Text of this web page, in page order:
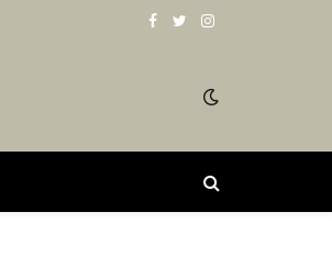
Facebook
TwitterInstagram